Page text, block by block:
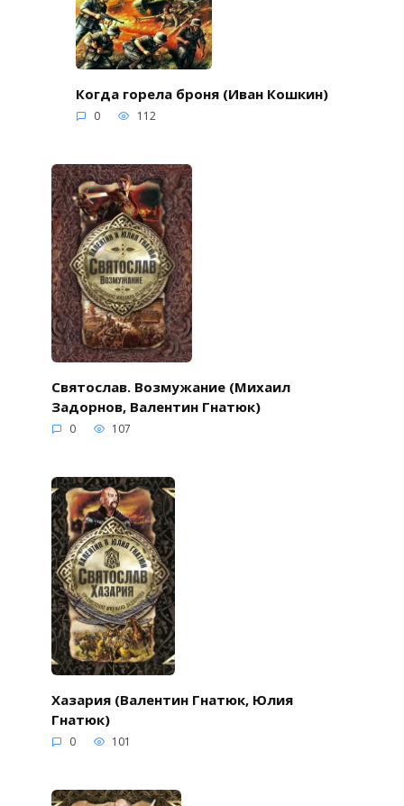
Когда горела броня (Иван Кошкин)
0 112
Святослав. Возмужание (Михаил
Задорнов, Валентин Гнатюк)
0 107
Хазария (Валентин Гнатюк, Юлия
Гнатюк)
0 101